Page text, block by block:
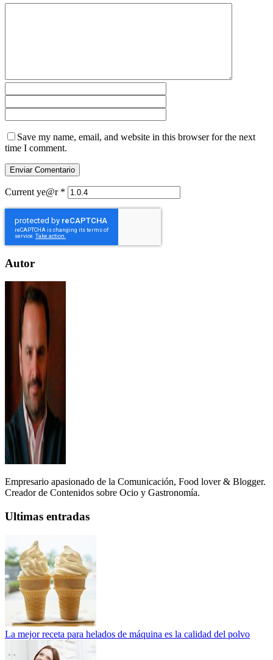
Save my name, email, and website in this browser for the next
time I comment.
Current ye@r *
Autor
Empresario apasionado de la Comunicación, Food lover & Blogger.
Creador de Contenidos sobre Ocio y Gastronomía.
Ultimas entradas
La mejor receta para helados de máquina es la calidad del polvo